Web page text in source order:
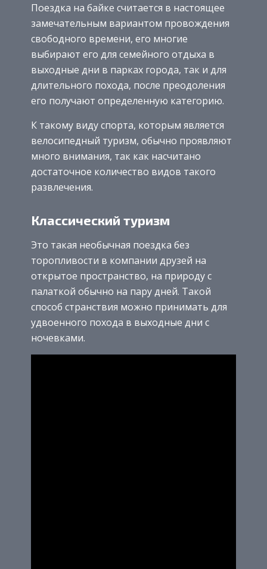
Поездка на байке считается в настоящее
замечательным вариантом провождения
свободного времени, его многие
выбирают его для семейного отдыха в
выходные дни в парках города, так и для
длительного похода, после преодоления
его получают определенную категорию.
К такому виду спорта, которым является
велосипедный туризм, обычно проявляют
много внимания, так как насчитано
достаточное количество видов такого
развлечения.
Классический туризм
Это такая необычная поездка без
торопливости в компании друзей на
открытое пространство, на природу с
палаткой обычно на пару дней. Такой
способ странствия можно принимать для
удвоенного похода в выходные дни с
ночевками.